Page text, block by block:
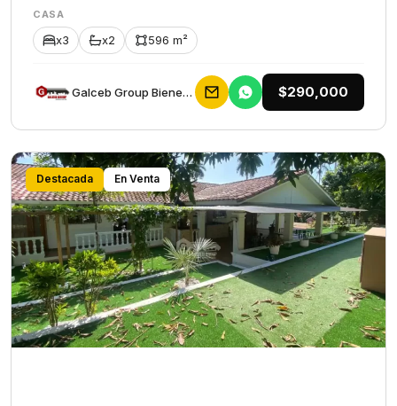
CASA
x3 x2 596 m²
Galceb Group Bienes Raices $290,000
Destacada En Venta